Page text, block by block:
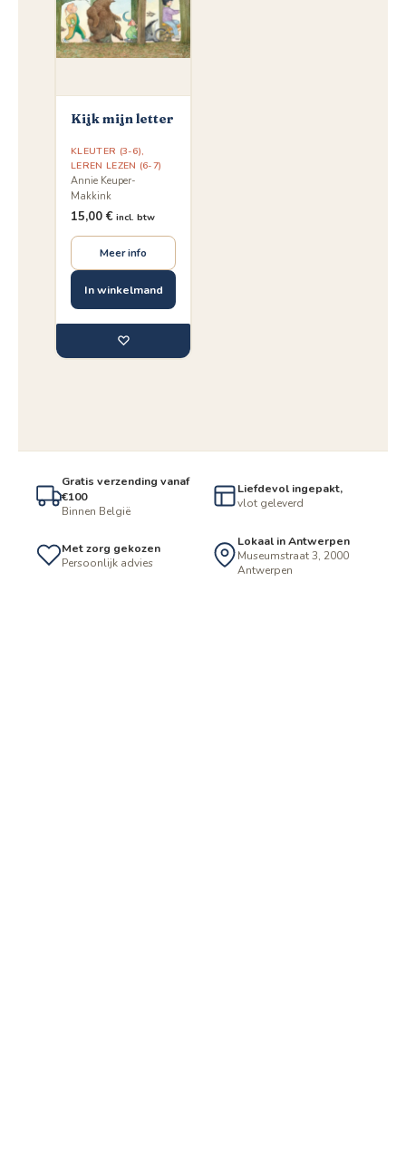
Kijk mijn letter
KLEUTER (3-6),
LEREN LEZEN (6-7)
Annie Keuper-
Makkink
15,00 € incl. btw
Meer info
In winkelmand
♡
Gratis verzending vanaf
€100
Binnen België
Liefdevol ingepakt,
vlot geleverd
Met zorg gekozen
Persoonlijk advies
Lokaal in Antwerpen
Museumstraat 3, 2000
Antwerpen